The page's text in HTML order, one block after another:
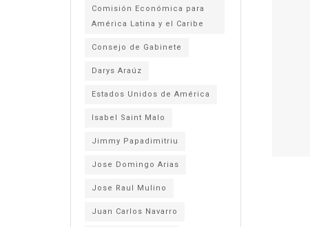
Comisión Económica para
América Latina y el Caribe
Consejo de Gabinete
Darys Araúz
Estados Unidos de América
Isabel Saint Malo
Jimmy Papadimitriu
Jose Domingo Arias
Jose Raul Mulino
Juan Carlos Navarro